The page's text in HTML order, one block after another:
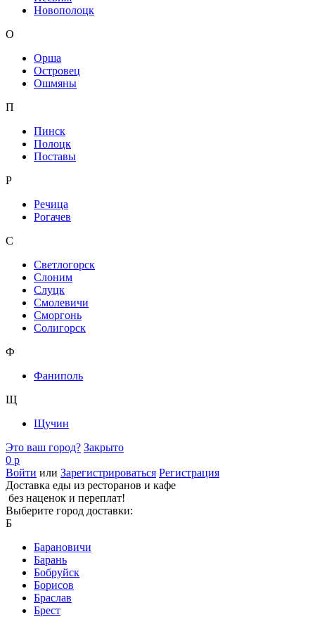
Новополоцк
О
Орша
Островец
Ошмяны
П
Пинск
Полоцк
Поставы
Р
Речица
Рогачев
С
Светлогорск
Слоним
Слуцк
Смолевичи
Сморгонь
Солигорск
Ф
Фаниполь
Щ
Щучин
Это ваш город? Закрыто
0 р
Войти или Зарегистрироваться Регистрация
Доставка еды из ресторанов и кафе
без наценок и переплат!
Выберите город доставки:
Б
Барановичи
Барань
Бобруйск
Борисов
Браслав
Брест